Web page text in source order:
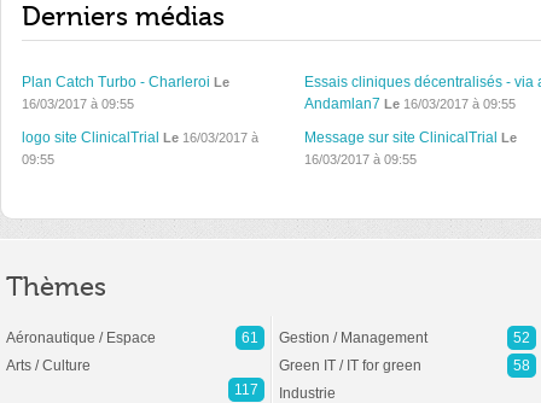
Derniers médias
Plan Catch Turbo - Charleroi Le
16/03/2017 à 09:55
Essais cliniques décentralisés - via
Andamlan7 Le16/03/2017 à 09:55
logo site ClinicalTrial Le 16/03/2017 à
09:55
Message sur site ClinicalTrial Le
16/03/2017 à 09:55
Thèmes
Aéronautique / Espace
61
Arts / Culture
117
Gestion / Management
52
Green IT / IT for green
58
Industrie